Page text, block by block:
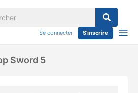
Se connecter S'inscrire
Sword 5